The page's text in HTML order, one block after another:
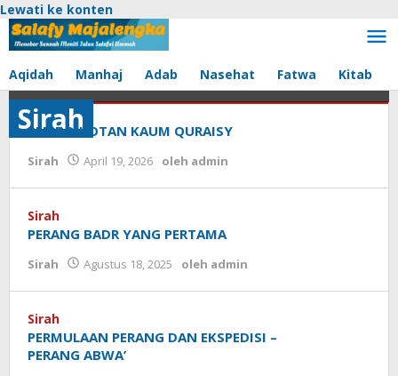
Lewati ke konten
Aqidah Manhaj Adab Nasehat Fatwa Kitab
Sirah
Sirah
PEMBOIKOTAN KAUM QURAISY
Sirah April 19, 2026 oleh admin
Sirah
PERANG BADR YANG PERTAMA
Sirah Agustus 18, 2025 oleh admin
Sirah
PERMULAAN PERANG DAN EKSPEDISI –
PERANG ABWA’